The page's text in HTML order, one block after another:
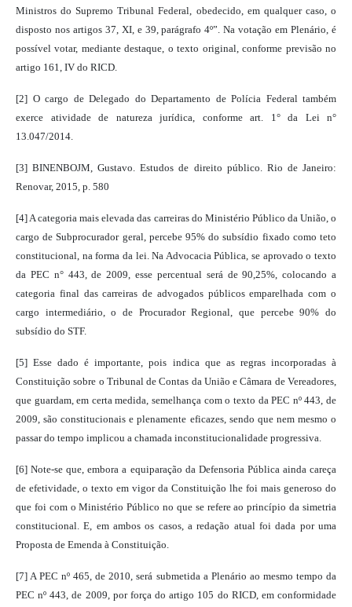
Ministros do Supremo Tribunal Federal, obedecido, em qualquer caso, o
disposto nos artigos 37, XI, e 39, parágrafo 4º”. Na votação em Plenário, é
possível votar, mediante destaque, o texto original, conforme previsão no
artigo 161, IV do RICD.
[2] O cargo de Delegado do Departamento de Polícia Federal também
exerce atividade de natureza jurídica, conforme art. 1° da Lei n°
13.047/2014.
[3] BINENBOJM, Gustavo. Estudos de direito público. Rio de Janeiro:
Renovar, 2015, p. 580
[4] A categoria mais elevada das carreiras do Ministério Público da União, o
cargo de Subprocurador geral, percebe 95% do subsídio fixado como teto
constitucional, na forma da lei. Na Advocacia Pública, se aprovado o texto
da PEC n° 443, de 2009, esse percentual será de 90,25%, colocando a
categoria final das carreiras de advogados públicos emparelhada com o
cargo intermediário, o de Procurador Regional, que percebe 90% do
subsídio do STF.
[5] Esse dado é importante, pois indica que as regras incorporadas à
Constituição sobre o Tribunal de Contas da União e Câmara de Vereadores,
que guardam, em certa medida, semelhança com o texto da PEC nº 443, de
2009, são constitucionais e plenamente eficazes, sendo que nem mesmo o
passar do tempo implicou a chamada inconstitucionalidade progressiva.
[6] Note-se que, embora a equiparação da Defensoria Pública ainda careça
de efetividade, o texto em vigor da Constituição lhe foi mais generoso do
que foi com o Ministério Público no que se refere ao princípio da simetria
constitucional. E, em ambos os casos, a redação atual foi dada por uma
Proposta de Emenda à Constituição.
[7] A PEC nº 465, de 2010, será submetida a Plenário ao mesmo tempo da
PEC nº 443, de 2009, por força do artigo 105 do RICD, em conformidade